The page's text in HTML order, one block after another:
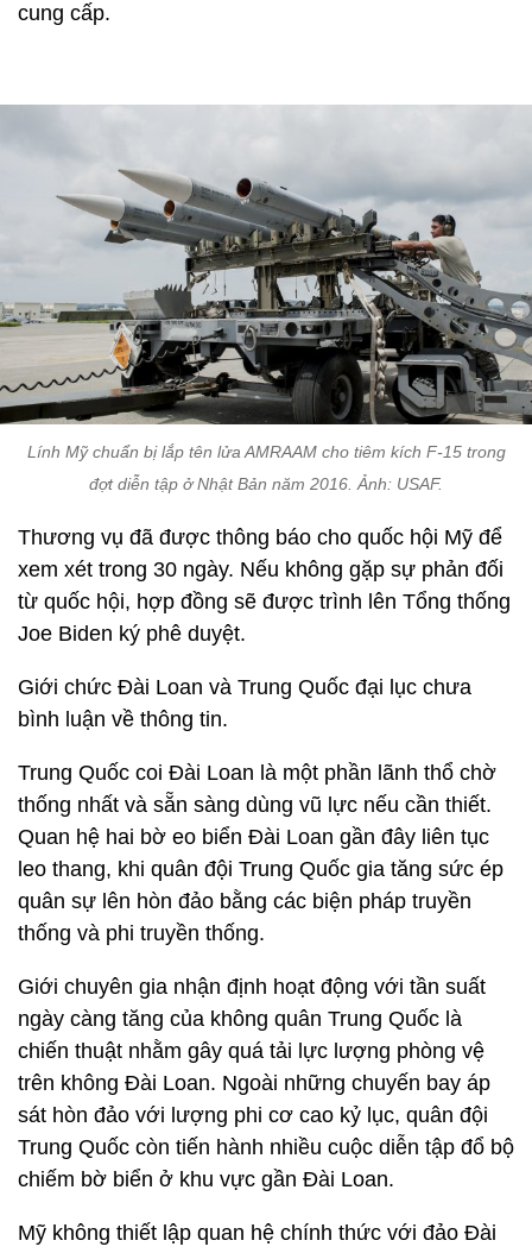
cung cấp.
Lính Mỹ chuẩn bị lắp tên lửa AMRAAM cho tiêm kích F-15 trong
đợt diễn tập ở Nhật Bản năm 2016. Ảnh: USAF.
Thương vụ đã được thông báo cho quốc hội Mỹ để
xem xét trong 30 ngày. Nếu không gặp sự phản đối
từ quốc hội, hợp đồng sẽ được trình lên Tổng thống
Joe Biden ký phê duyệt.
Giới chức Đài Loan và Trung Quốc đại lục chưa
bình luận về thông tin.
Trung Quốc coi Đài Loan là một phần lãnh thổ chờ
thống nhất và sẵn sàng dùng vũ lực nếu cần thiết.
Quan hệ hai bờ eo biển Đài Loan gần đây liên tục
leo thang, khi quân đội Trung Quốc gia tăng sức ép
quân sự lên hòn đảo bằng các biện pháp truyền
thống và phi truyền thống.
Giới chuyên gia nhận định hoạt động với tần suất
ngày càng tăng của không quân Trung Quốc là
chiến thuật nhằm gây quá tải lực lượng phòng vệ
trên không Đài Loan. Ngoài những chuyến bay áp
sát hòn đảo với lượng phi cơ cao kỷ lục, quân đội
Trung Quốc còn tiến hành nhiều cuộc diễn tập đổ bộ
chiếm bờ biển ở khu vực gần Đài Loan.
Mỹ không thiết lập quan hệ chính thức với đảo Đài